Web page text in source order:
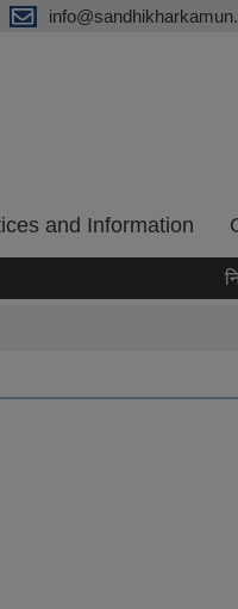
and Information